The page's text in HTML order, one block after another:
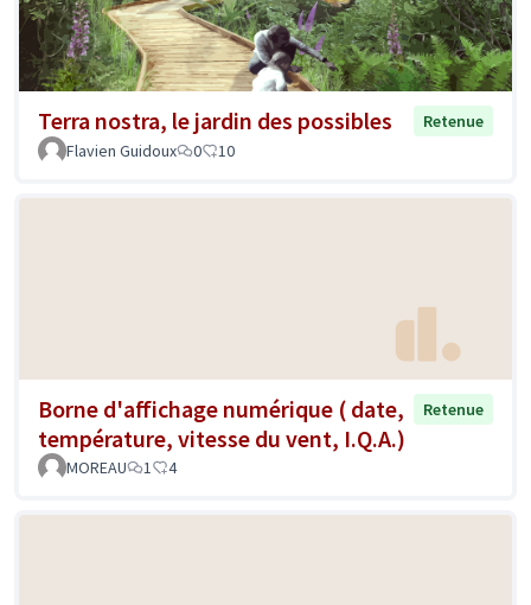
Terra nostra, le jardin des possibles
Retenue
Flavien Guidoux
0 10
Borne d'affichage numérique ( date,
température, vitesse du vent, I.Q.A.)
Retenue
MOREAU 1 4